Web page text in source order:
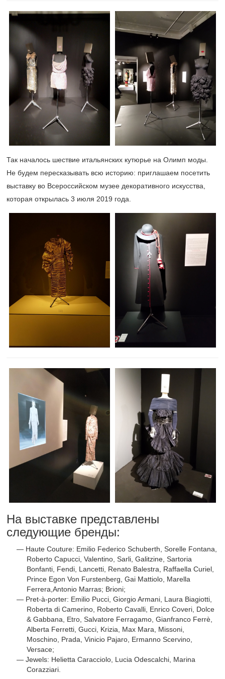
Так началось шествие итальянских кутюрье на Олимп моды.
Не будем пересказывать всю историю: приглашаем посетить
выставку во Всероссийском музее декоративного искусства,
которая открылась 3 июля 2019 года.
На выставке представлены
следующие бренды:
Haute Couture: Emilio Federico Schuberth, Sorelle Fontana,
Roberto Capucci, Valentino, Sarli, Galitzine, Sartoria
Bonfanti, Fendi, Lancetti, Renato Balestra, Raffaella Curiel,
Prince Egon Von Furstenberg, Gai Mattiolo, Marella
Ferrera,Antonio Marras; Brioni;
Pret-à-porter: Emilio Pucci, Giorgio Armani, Laura Biagiotti,
Roberta di Camerino, Roberto Cavalli, Enrico Coveri, Dolce
& Gabbana, Etro, Salvatore Ferragamo, Gianfranco Ferrè,
Alberta Ferretti, Gucci, Krizia, Max Mara, Missoni,
Moschino, Prada, Vinicio Pajaro, Ermanno Scervino,
Versace;
Jewels: Helietta Caracciolo, Lucia Odescalchi, Marina
Corazziari.